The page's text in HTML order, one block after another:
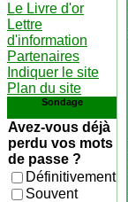
Le Livre d'or
Lettre
d'information
Partenaires
Indiquer le site
Plan du site
Sondage
Avez-vous déjà
perdu vos mots
de passe ?
Définitivement
Souvent